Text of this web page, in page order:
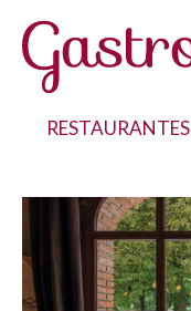
RESTAURANTES